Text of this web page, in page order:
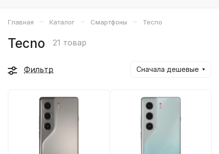
Главная – Каталог – Смартфоны – Tecno
Tecno 21 товар
Фильтр Сначала дешевые